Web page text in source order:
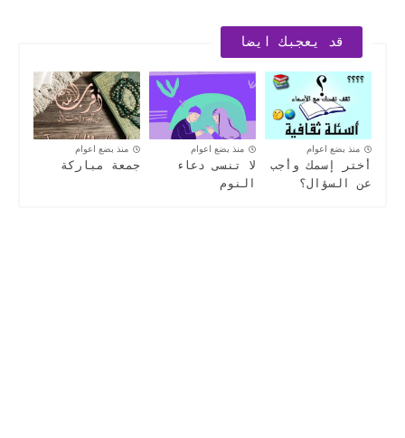
قد يعجبك ايضا
منذ بضع اعوام
أختر إسمك وأجب
عن السؤال؟
منذ بضع اعوام
لا تنسى دعاء
النوم
منذ بضع اعوام
جمعة مباركة